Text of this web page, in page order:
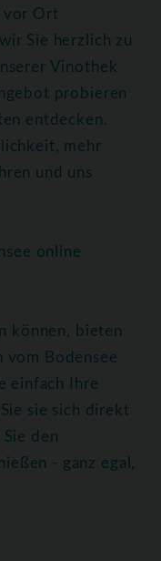
vor Ort
Sie herzlich zu
Vinothek
probieren
entdecken.
mehr
und uns
online
können, bieten
Bodensee
einfach Ihre
sie sich direkt
den
- ganz egal,